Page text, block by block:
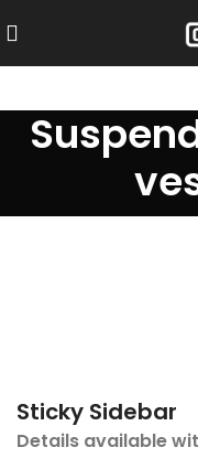
Sticky Sidebar
Details available